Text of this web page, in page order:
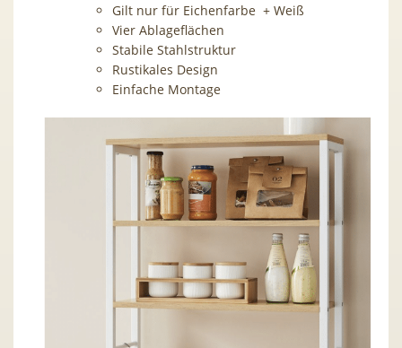
Gilt nur für Eichenfarbe + Weiß
Vier Ablageflächen
Stabile Stahlstruktur
Rustikales Design
Einfache Montage